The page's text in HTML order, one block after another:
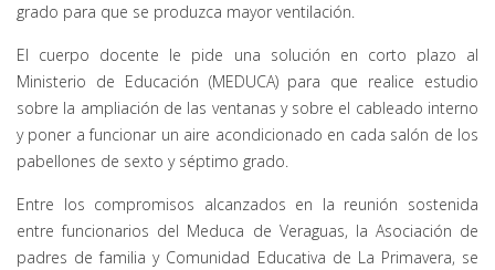
grado para que se produzca mayor ventilación.
El cuerpo docente le pide una solución en corto plazo al
Ministerio de Educación (MEDUCA) para que realice estudio
sobre la ampliación de las ventanas y sobre el cableado interno
y poner a funcionar un aire acondicionado en cada salón de los
pabellones de sexto y séptimo grado.
Entre los compromisos alcanzados en la reunión sostenida
entre funcionarios del Meduca de Veraguas, la Asociación de
padres de familia y Comunidad Educativa de La Primavera, se